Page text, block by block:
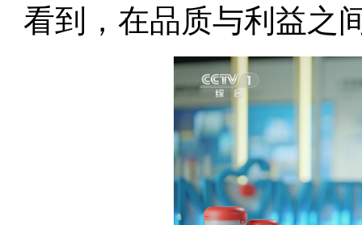
看到，在品质与利益之